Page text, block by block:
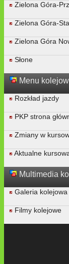
Zielona Góra-
Zielona Góra-
Zielona Góra
Słone
Menu
Rozkład jazdy
PKP strona
Zmiany w
Aktualne
Multimedia
Galeria kolejowa
Filmy kolejowe